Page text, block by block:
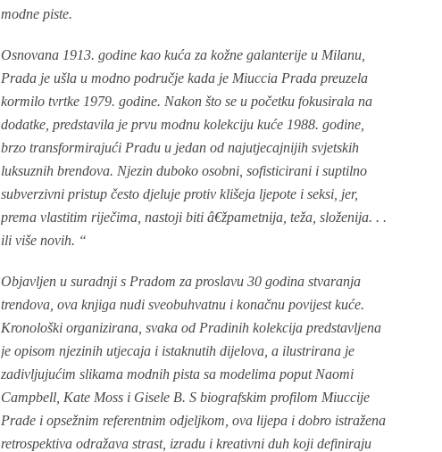
modne piste.
Osnovana 1913. godine kao kuća za kožne galanterije u Milanu,
Prada je ušla u modno područje kada je Miuccia Prada preuzela
kormilo tvrtke 1979. godine. Nakon što se u početku fokusirala na
dodatke, predstavila je prvu modnu kolekciju kuće 1988. godine,
brzo transformirajući Pradu u jedan od najutjecajnijih svjetskih
luksuznih brendova. Njezin duboko osobni, sofisticirani i suptilno
subverzivni pristup često djeluje protiv klišeja ljepote i seksi, jer,
prema vlastitim riječima, nastoji biti â€žpametnija, teža, složenija. . .
ili više novih. “
Objavljen u suradnji s Pradom za proslavu 30 godina stvaranja
trendova, ova knjiga nudi sveobuhvatnu i konačnu povijest kuće.
Kronološki organizirana, svaka od Pradinih kolekcija predstavljena
je opisom njezinih utjecaja i istaknutih dijelova, a ilustrirana je
zadivljujućim slikama modnih pista sa modelima poput Naomi
Campbell, Kate Moss i Gisele B. S biografskim profilom Miuccije
Prade i opsežnim referentnim odjeljkom, ova lijepa i dobro istražena
retrospektiva odražava strast, izradu i kreativni duh koji definiraju